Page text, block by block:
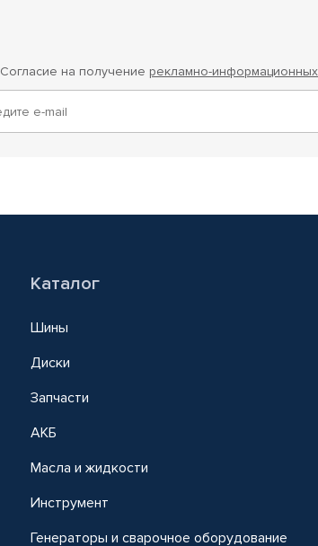
Согласие на получение рекламно-
Каталог
Шины
Диски
Запчасти
АКБ
Масла и жидкости
Инструмент
Генераторы и сварочное оборудование